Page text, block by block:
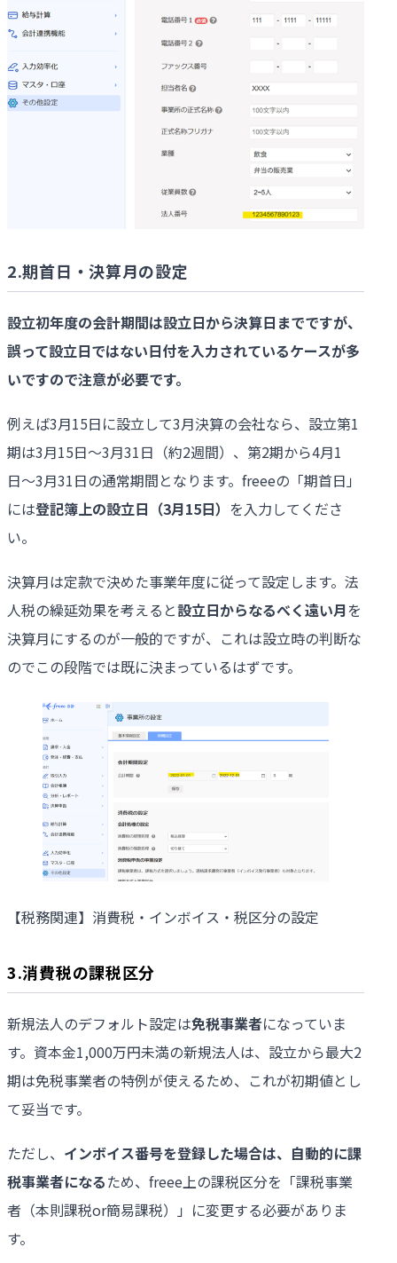
2.期首日・決算月の設定
設立初年度の会計期間は設立日から決算日までですが、
誤って設立日ではない日付を入力されているケースが多
いですので注意が必要です。
例えば3月15日に設立して3月決算の会社なら、設立第1
期は3月15日〜3月31日（約2週間）、第2期から4月1
日〜3月31日の通常期間となります。freeeの「期首日」
には登記簿上の設立日（3月15日） を入力してくださ
い。
決算月は定款で決めた事業年度に従って設定します。法
人税の繰延効果を考えると設立日からなるべく遠い月を
決算月にするのが一般的ですが、これは設立時の判断な
のでこの段階では既に決まっているはずです。
【税務関連】消費税・インボイス・税区分の設定
3.消費税の課税区分
新規法人のデフォルト設定は免税事業者になっていま
す。資本金1,000万円未満の新規法人は、設立から最大2
期は免税事業者の特例が使えるため、これが初期値とし
て妥当です。
ただし、 インボイス番号を登録した場合は、自動的に課
税事業者になるため、freee上の課税区分を「課税事業
者（本則課税or簡易課税）」に変更する必要がありま
す。